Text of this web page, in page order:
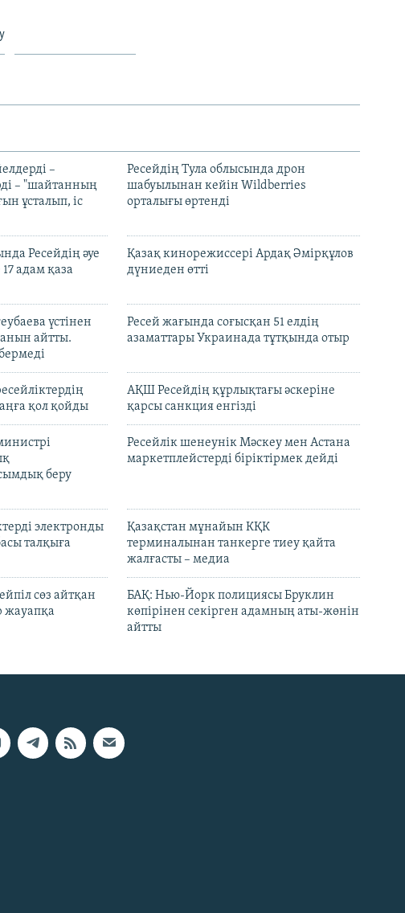
–
– "шайтанның
ұсталып, іс
Ресейдің Тула облысында дрон
шабуылынан кейін Wildberries
орталығы өртенді
Ресейдің әуе
адам қаза
Қазақ кинорежиссері Ардақ Әмірқұлов
дүниеден өтті
үстінен
айтты.
Ресей жағында соғысқан 51 елдің
азаматтары Украинада тұтқында отыр
қол қойды
АҚШ Ресейдің құрлықтағы әскеріне
қарсы санкция енгізді
беру
Ресейлік шенеунік Мәскеу мен Астана
маркетплейстерді біріктірмек дейді
электронды
талқыға
Қазақстан мұнайын КҚК
терминалынан танкерге тиеу қайта
жалғасты – медиа
сөз айтқан
жауапқа
БАҚ: Нью-Йорк полициясы Бруклин
көпірінен секірген адамның аты-жөнін
айтты